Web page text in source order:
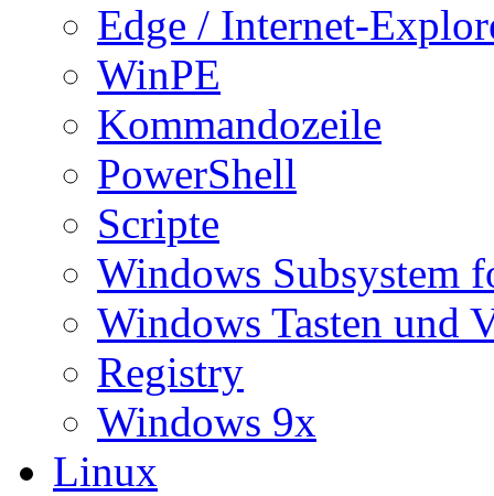
Edge / Internet-
WinPE
Kommandozeile
PowerShell
Scripte
Windows Subsystem
Windows Tasten und
Registry
Windows 9x
Linux